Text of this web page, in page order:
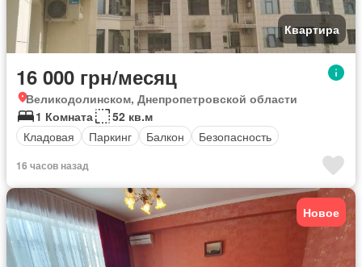
Квартира
16 000 грн/месяц
Великодолинском, Днепропетровской области
1 Комната
52 кв.м
Кладовая
Паркинг Балкон Безопасность
16 часов назад
Новое